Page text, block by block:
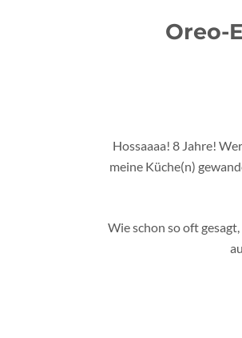
Oreo-
Hossaaaa! 8 Jahre!
meine Küche(n)
Wie schon so oft